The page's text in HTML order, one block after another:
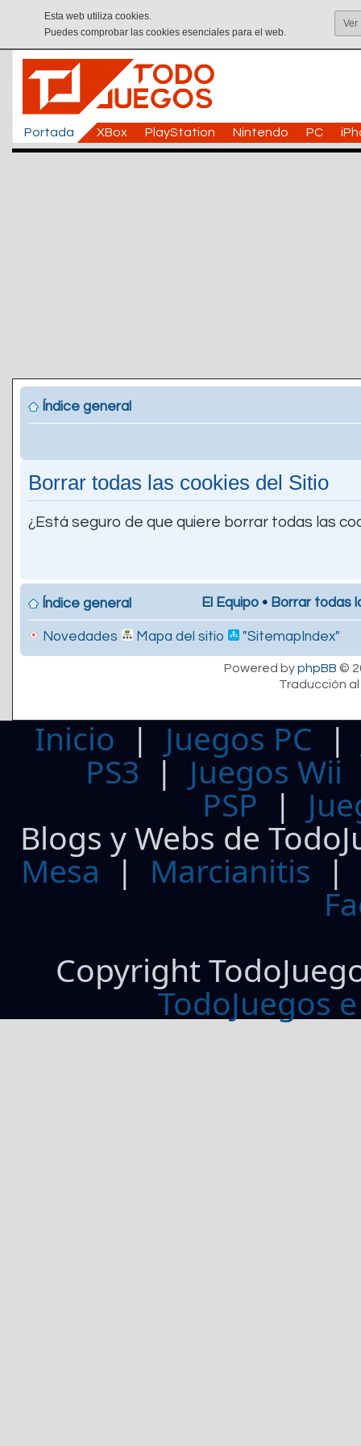
Esta web utiliza cookies.
Puedes comprobar las cookies esenciales para el web.
Ver
Portada XBox PlayStation Nintendo PC
Índice general
Borrar todas las cookies del Sitio
¿Está seguro de que quiere borrar todas las
Índice general El Equipo • Borrar todas
Novedades Mapa del sitio "SitemapIndex"
Powered byphpBB ©
Traducción
Inicio | Juegos PC
PS3| Juegos Wii
PSP |
Blogs y Webs de
Mesa | Marcianitis |
Copyright
TodoJuegos